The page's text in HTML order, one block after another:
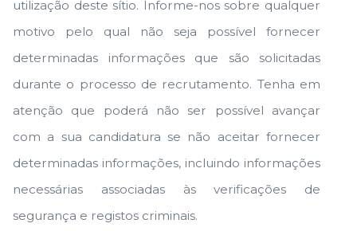
utilização deste sítio. Informe-nos sobre qualquer
motivo pelo qual não seja possível fornecer
determinadas informações que são solicitadas
durante o processo de recrutamento. Tenha em
atenção que poderá não ser possível avançar
com a sua candidatura se não aceitar fornecer
determinadas informações, incluindo informações
necessárias associadas às verificações de
segurança e registos criminais.